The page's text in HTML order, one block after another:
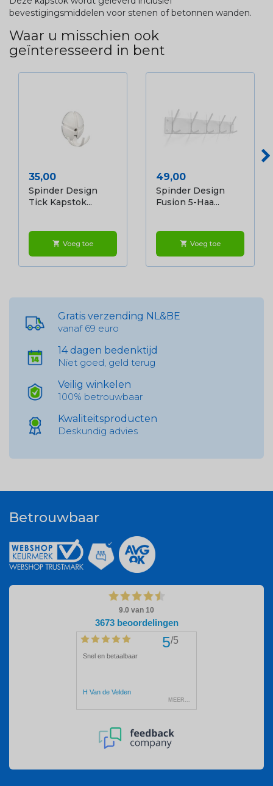
bevestigingsmiddelen voor stenen of betonnen wanden.
Waar u misschien ook
geïnteresseerd in bent
Prijs
35,00
Spinder Design
Tick Kapstok...
shopping_cart Voeg toe
Prijs
49,00
Spinder Design
Fusion 5-Haa...
shopping_cart Voeg toe
Gratis verzending NL&BE
vanaf 69 euro
14 dagen bedenktijd
Niet goed, geld terug
Veilig winkelen
100% betrouwbaar
Kwaliteitsproducten
Deskundig advies
Betrouwbaar